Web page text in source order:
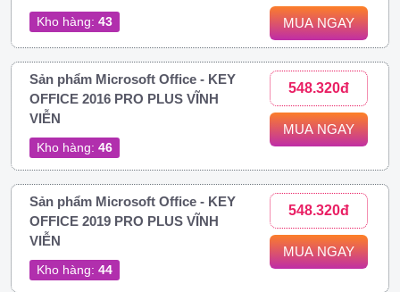
Kho hàng: 43 MUA NGAY
Sản phẩm Microsoft Office - KEY
OFFICE 2016 PRO PLUS VĨNH
VIỄN
Kho hàng: 46
548.320đ
MUA NGAY
Sản phẩm Microsoft Office - KEY
OFFICE 2019 PRO PLUS VĨNH
VIỄN
Kho hàng: 44
548.320đ
MUA NGAY